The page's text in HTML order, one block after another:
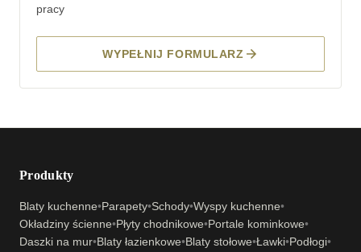
pracy
WYPEŁNIJ FORMULARZ
Produkty
Blaty kuchenne•Parapety•Schody•Wyspy kuchenne•
Okładziny ścienne•Płyty chodnikowe•Portale kominkowe•
Daszki na mur•Blaty łazienkowe•Blaty stołowe•Ławki•Podłogi•